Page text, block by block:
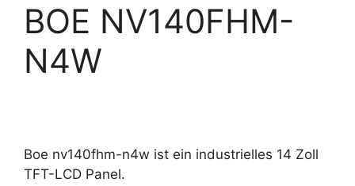
BOE NV140FHM-
N4W
Boe nv140fhm-n4w ist ein industrielles 14 Zoll
TFT-LCD Panel.